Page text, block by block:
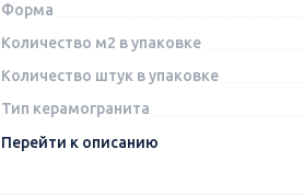
Форма
Количество м2 в упаковке
Количество штук в упаковке
Тип керамогранита
Перейти к описанию